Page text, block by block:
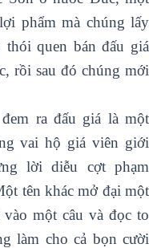
phẩm mà chúng lấy
quen bán đấu giá
rồi sau đó chúng mới
ra đấu giá là một
vai hộ giá viên giới
lời diễu cợt phạm
tên khác mở đại một
một câu và đọc to
làm cho cả bọn cười